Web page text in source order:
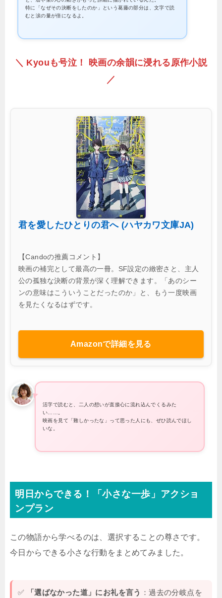
特に「なぜその決断をしたのか」という葛藤の部分は、文字で読
むと涙の量が倍になるよ。
＼ Kyouも号泣！ 映画の余韻に浸れる原作小説
／
君を愛したひとりの君へ (ハヤカワ文庫JA)
【Candoの推薦コメント】
映画の補完として最高の一冊。SF設定の緻密さと、主人
公の孤独な決断の背景が深く理解できます。「あのシー
ンの意味はこういうことだったのか」と、もう一度映画
を見たくなるはずです。
Amazonで詳細を見る
活字で読むと、二人の想いが直接心に流れ込んでくるみた
い……。
映画を見て「難しかったな」って思った人にも、ぜひ読んでほし
いな。
明日からできる！「小さな一歩」アクショ
ンプラン
この物語から学べるのは、選択することの尊さです。
今日からできる小さな行動をまとめてみました。
✅ 「選ばなかった道」にお礼を言う ：過去の分岐点を